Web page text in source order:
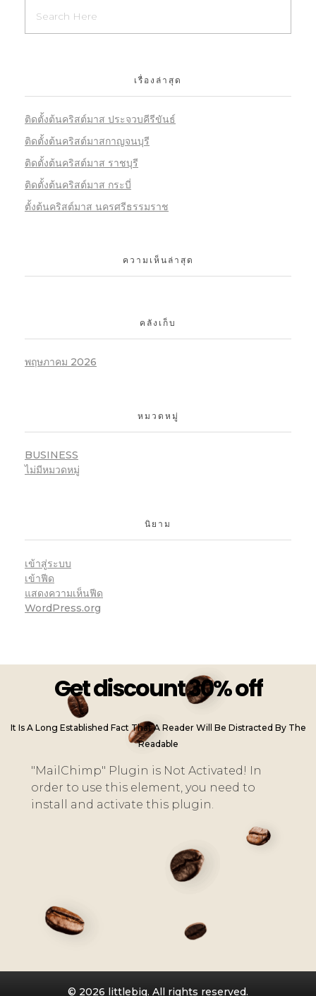
เรื่องล่าสุด
ติดตั้งต้นคริสต์มาส ประจวบคีรีขันธ์
ติดตั้งต้นคริสต์มาสกาญจนบุรี
ติดตั้งต้นคริสต์มาส ราชบุรี
ติดตั้งต้นคริสต์มาส กระบี่
ตั้งต้นคริสต์มาส นครศรีธรรมราช
ความเห็นล่าสุด
คลังเก็บ
พฤษภาคม 2026
หมวดหมู่
BUSINESS
ไม่มีหมวดหมู่
นิยาม
เข้าสู่ระบบ
เข้าฟีด
แสดงความเห็นฟีด
WordPress.org
Get discount 30% off
It Is A Long Established Fact That A Reader Will Be Distracted By The
Readable
"MailChimp" Plugin is Not Activated! In
order to use this element, you need to
install and activate this plugin.
© 2026 littlebig. All rights reserved.